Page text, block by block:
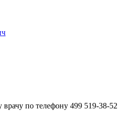
врачу по телефону 499 519-38-52